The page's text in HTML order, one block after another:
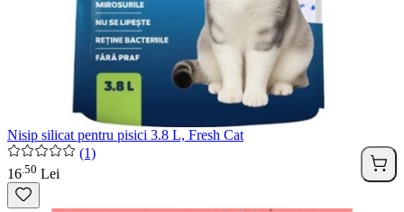
Nisip silicat pentru pisici 3.8 L, Fresh Cat
(1)
16 50 Lei